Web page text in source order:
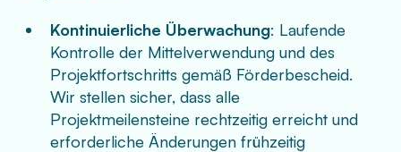
Kontinuierliche Überwachung: Laufende
Kontrolle der Mittelverwendung und des
Projektfortschritts gemäß Förderbescheid.
Wir stellen sicher, dass alle
Projektmeilensteine rechtzeitig erreicht und
erforderliche Änderungen frühzeitig